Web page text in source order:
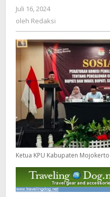
Juli 16, 2024
oleh Redaksi
Ketua KPU Kabupaten